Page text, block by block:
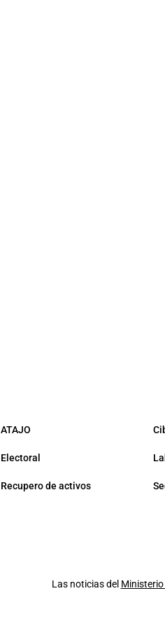
ATAJO
Electoral
Recupero de activos
Las noticias del